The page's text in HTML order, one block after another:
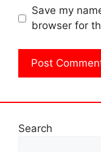
Save my
browser for
Search